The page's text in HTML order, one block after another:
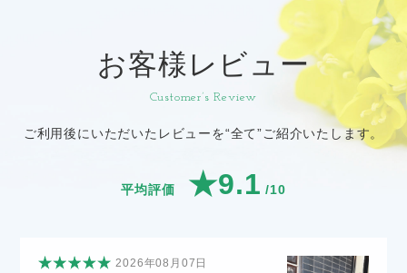
お客様レビュー
Customer’s Review
ご利用後にいただいたレビューを“全て”ご紹介いたします。
平均評価 ★9.1 /10
2026年08月07日